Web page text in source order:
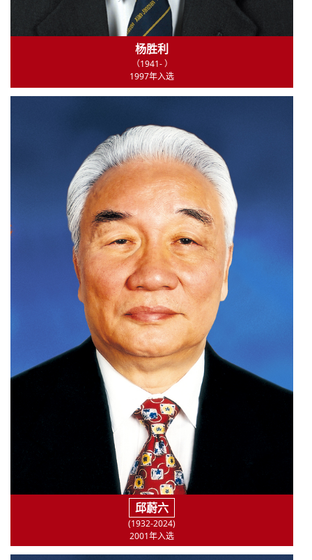
杨胜利
（1941- ）
1997年入选
邱蔚六
(1932-2024)
2001年入选